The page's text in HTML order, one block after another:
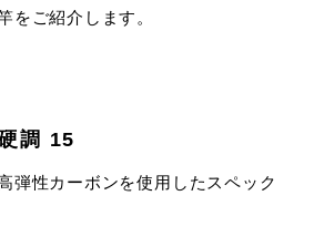
をご紹介します。
調 15
弾性カーボンを使用したスペック